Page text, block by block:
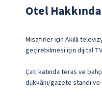
Otel Hakkında
Misafirler için Akıllı
geçirebilmesi için dijital
Çatı katında teras ve
dükkânı/gazete standı